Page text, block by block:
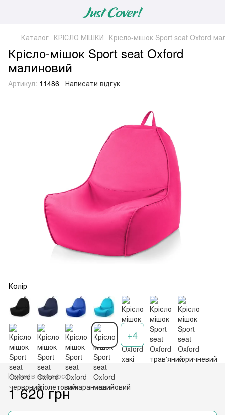
Каталог КРІСЛО МІШКИ Крісло-мішок Sport seat Oxford
Крісло-мішок Sport seat Oxford
малиновий
Артикул: 11486 Написати відгук
Колір
+4
Немає в наявності
1 620 грн